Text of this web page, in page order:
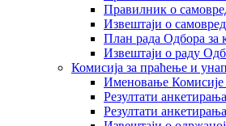
Правилник о
Извештаји о
План рада Одбора за
Извештаји о раду
Комисија за праћење и
Именовање Комисије
Резултати
Резултати